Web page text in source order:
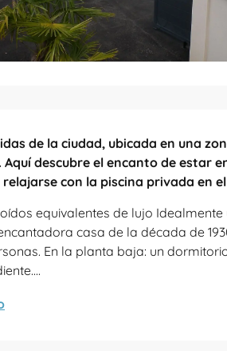
de la ciudad, ubicada en una
descubre el encanto de estar
relajarse con la piscina privada en
equivalentes de lujo
casa de la década de
En la planta baja: un